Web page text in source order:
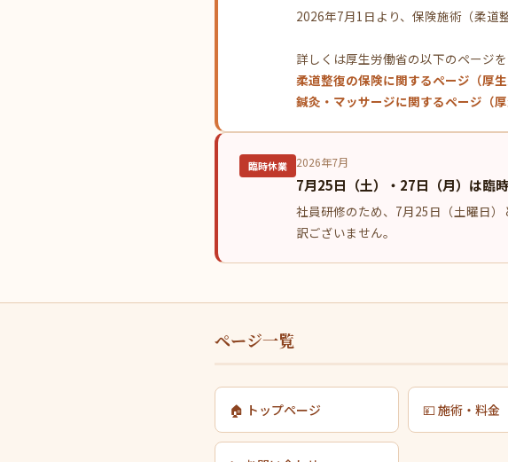
2026年7月1日より、保険施術（柔道
詳しくは厚生労働省の以下のページを
柔道整復の保険に関するページ（厚生
鍼灸・マッサージに関するページ（厚
臨時休業 2026年7月
7月25日（土）・27日（月）は臨
社員研修のため、7月25日（土曜日
訳ございません。
ページ一覧
🏠 トップページ 💴 施術・料金